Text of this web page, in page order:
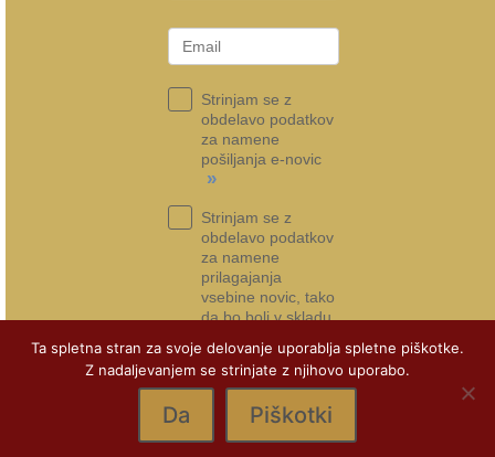
Ta spletna stran za svoje delovanje uporablja spletne piškotke.
Z nadaljevanjem se strinjate z njihovo uporabo.
Da Piškotki
Strinjam se z
obdelavo podatkov
za namene
pošiljanja e-novic
»
Strinjam se z
obdelavo podatkov
za namene
prilagajanja
vsebine novic, tako
da bo bolj v skladu
»
Prijava na e-novice